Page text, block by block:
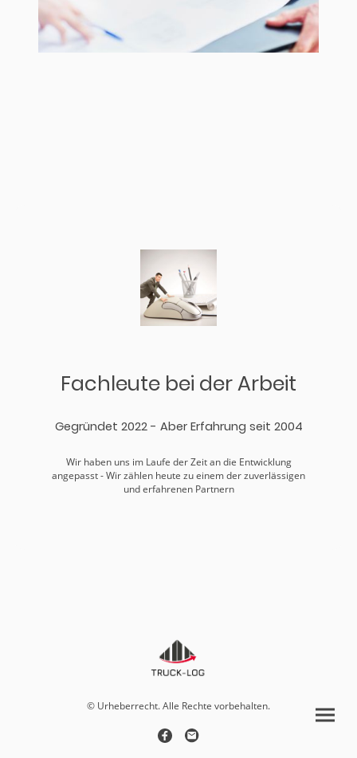
Fachleute bei der Arbeit
Gegründet 2022 - Aber Erfahrung seit 2004
Wir haben uns im Laufe der Zeit an die Entwicklung
angepasst - Wir zählen heute zu einem der zuverlässigen
und erfahrenen Partnern
© Urheberrecht. Alle Rechte vorbehalten.